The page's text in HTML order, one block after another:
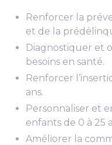
Renforcer la
et de la
Diagnostiquer et
besoins en santé.
Renforcer
ans.
Personnaliser et
enfants de 0 à 25
Améliorer la